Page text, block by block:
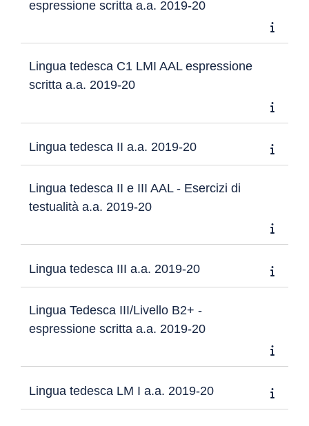
espressione scritta a.a. 2019-20
Lingua tedesca C1 LMI AAL espressione
scritta a.a. 2019-20
Lingua tedesca II a.a. 2019-20
Lingua tedesca II e III AAL - Esercizi di
testualità a.a. 2019-20
Lingua tedesca III a.a. 2019-20
Lingua Tedesca III/Livello B2+ -
espressione scritta a.a. 2019-20
Lingua tedesca LM I a.a. 2019-20